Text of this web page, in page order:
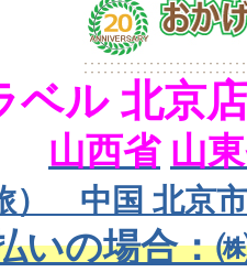
ベル 北京
山西省 山
） 中国 北京
いの場合：